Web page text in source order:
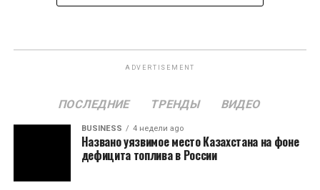
ADVERTISEMENT
ПОСЛЕДНИЕ ТРЕНДЫ ВИДЕО
BUSINESS 4 недели ago
Названо уязвимое место Казахстана на фоне
дефицита топлива в России